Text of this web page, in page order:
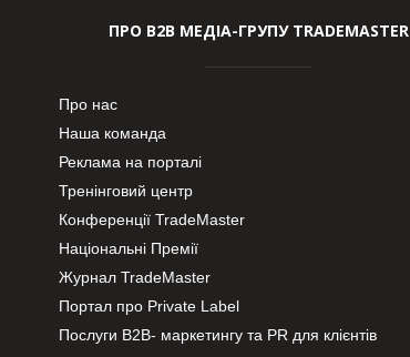
ПРО В2В МЕДІА-ГРУПУ TRADEMASTER
Про нас
Наша команда
Реклама на порталі
Тренінговий центр
Конференції TradeMaster
Національні Премії
Журнал TradeMaster
Портал про Private Label
Послуги В2В- маркетингу та PR для клієнтів